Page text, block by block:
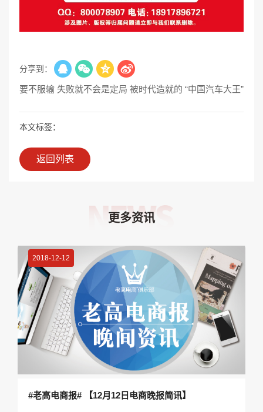
分享到：
只要不服输 失败就不会是定局 被时代造就的 “中国汽车大王”
本文标签：
返回列表
更多资讯
2018-12-12
#老高电商报# 【12月12日电商晚报简讯】